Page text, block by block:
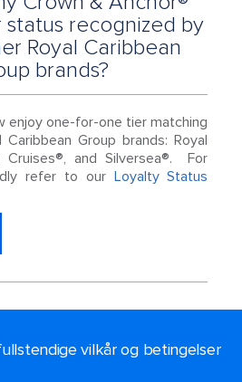
status recognized by
Royal Caribbean
brands?
enjoy one-for-one tier matching
Group brands: Royal
Cruises®, and Silversea®. For
refer to our Loyalty Status
vilkår og betingelser